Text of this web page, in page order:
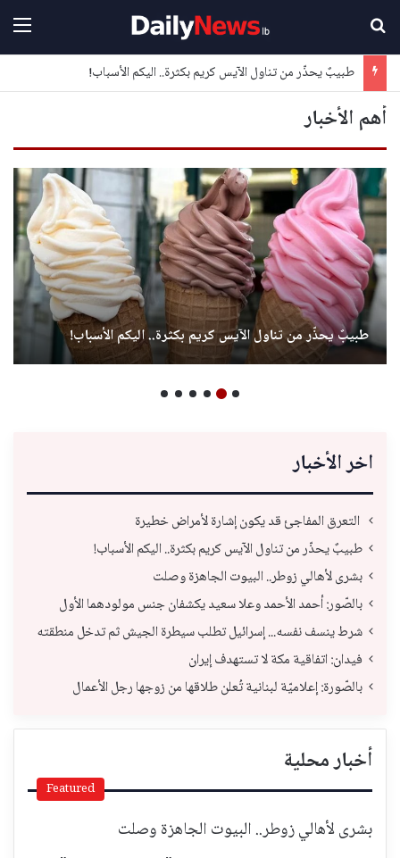
طبيبٌ يحذّر من تناول الآيس كريم بكثرة.. اليكم الأسباب!
أهم الأخبار
طبيبٌ يحذّر من تناول الآيس كريم بكثرة.. اليكم الأسباب!
اخر الأخبار
التعرق المفاجئ قد يكون إشارة لأمراض خطيرة
طبيبٌ يحذّر من تناول الآيس كريم بكثرة.. اليكم الأسباب!
بشرى لأهالي زوطر.. البيوت الجاهزة وصلت
بالصّور: أحمد الأحمد وعلا سعيد يكشفان جنس مولودهما الأول
شرط ينسف نفسه... إسرائيل تطلب سيطرة الجيش ثم تدخل منطقته
فيدان: اتفاقية مكة لا تستهدف إيران
بالصّورة: إعلاميّة لبنانية تُعلن طلاقها من زوجها رجل الأعمال
أخبار محلية
Featured
بشرى لأهالي زوطر.. البيوت الجاهزة وصلت